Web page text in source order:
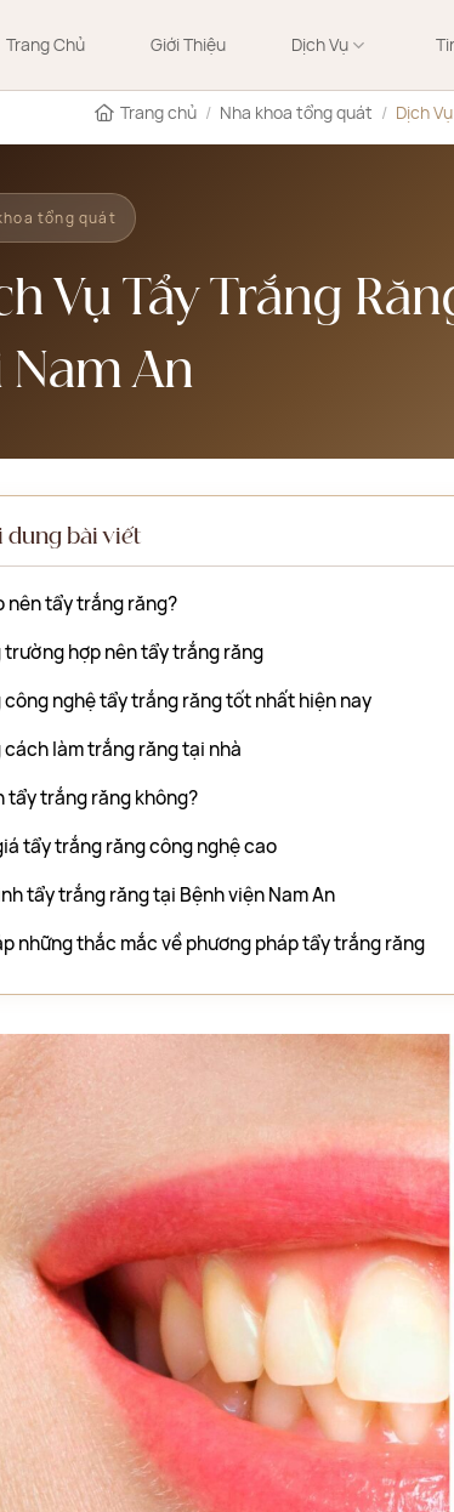
Trang Chủ Giới Thiệu Dịch Vụ
Trang chủ / Nha khoa tổng quát / Dịch
tổng quát
Vụ Tẩy Trắng
Nam An
dung bài viết
nên tẩy trắng răng?
trường hợp nên tẩy trắng răng
công nghệ tẩy trắng răng tốt nhất hiện nay
cách làm trắng răng tại nhà
tẩy trắng răng không?
tẩy trắng răng công nghệ cao
tẩy trắng răng tại Bệnh viện Nam An
những thắc mắc về phương pháp tẩy trắng răng